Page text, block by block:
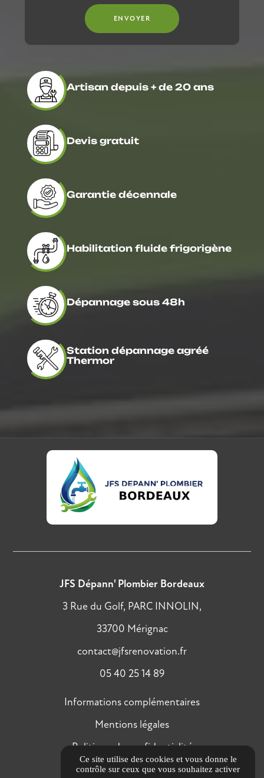
Artisan depuis + de 20 ans
Devis gratuit
Garantie décennale
Habilitation fluide frigorigène
Dépannage sous 48h
Station dépannage agréé
Thermor
JFS Dépann' Plombier Bordeaux
3 Rue du Golf, PARC INNOLIN,
33700 Mérignac
contact@jfsrenovation.fr
05 40 25 14 89
Informations complémentaires
Mentions légales
Politique de confidentialité
Gestion des cookies
Ce site utilise des cookies et vous donne le
contrôle sur ceux que vous souhaitez activer